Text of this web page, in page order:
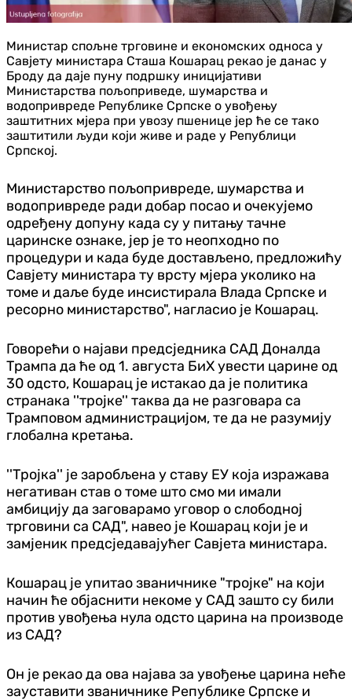
Министар спољне трговине и економских односа у
Савјету министара Сташа Кошарац рекао је данас у
Броду да даје пуну подршку иницијативи
Министарства пољоприведе, шумарства и
водопривреде Републике Српске о увођењу
заштитних мјера при увозу пшенице јер ће се тако
заштитили људи који живе и раде у Републици
Српској.
Министарство пољопривреде, шумарства и
водопривреде ради добар посао и очекујемо
одређену допуну када су у питању тачне
царинске ознаке, јер је то неопходно по
процедури и када буде достављено, предложићу
Савјету министара ту врсту мјера уколико на
томе и даље буде инсистирала Влада Српске и
ресорно министарство", нагласио је Кошарац.
Говорећи о најави предсједника САД Доналда
Трампа да ће од 1. августа БиХ увести царине од
30 одсто, Кошарац је истакао да је политика
странака ''тројке'' таква да не разговара са
Трамповом администрацијом, те да не разумију
глобална кретања.
''Тројка'' је заробљена у ставу ЕУ која изражава
негативан став о томе што смо ми имали
амбицију да заговарамо уговор о слободној
трговини са САД", навео је Кошарац који је и
замјеник предсједавајућег Савјета министара.
Кошарац је упитао званичнике "тројке" на који
начин ће објаснити некоме у САД зашто су били
против увођења нула одсто царина на производе
из САД?
Он је рекао да ова најава за увођење царина неће
зауставити званичнике Републике Српске и